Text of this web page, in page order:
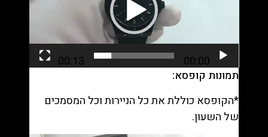
00:00
00:13
תמונות קופסא:
*הקופסא כוללת את כל הניירות וכל המסמכים
של השעון.